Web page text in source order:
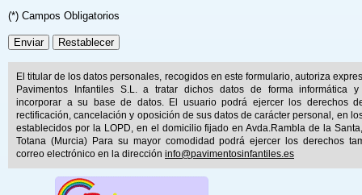
(*) Campos Obligatorios
El titular de los datos personales, recogidos en este formulario, autoriza
Pavimentos Infantiles S.L. a tratar dichos datos de forma informática y
incorporar a su base de datos. El usuario podrá ejercer los derechos
rectificación, cancelación y oposición de sus datos de carácter personal, en
establecidos por la LOPD, en el domicilio fijado en Avda.Rambla de la
Totana (Murcia) Para su mayor comodidad podrá ejercer los derechos
correo electrónico en la dirección info@pavimentosinfantiles.es